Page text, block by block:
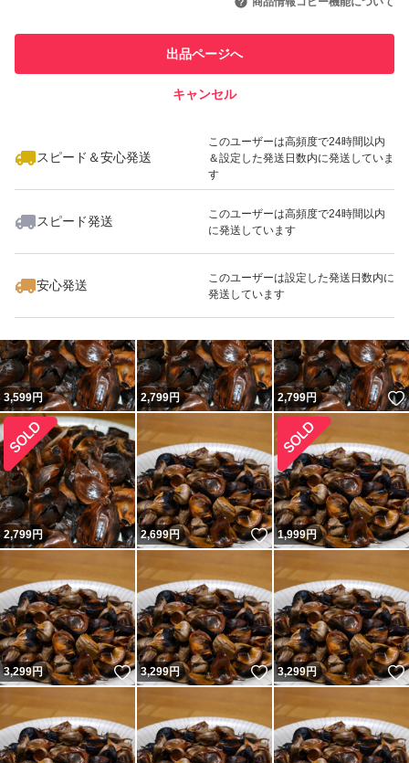
ヤマトネコポス はポストに投函 支払方法 ■ Yahoo!かんた
での取引実績があります
スピード&安心発送
※このバッジは実績に基づく表示であり、発送を保証しているものではあり
スピード＆安心発送
このユーザーは高頻度で24時間以内
＆設定した発送日数内に発送していま
す
スピード発送
このユーザーは高頻度で24時間以内
に発送しています
安心発送
このユーザーは設定した発送日数内に
発送しています
出品ページへ
キャンセル
3,599円 2,799円 2,799円
2,799円 2,699円 いいね！
1,999円
3,299円 いいね！
3,299円 いいね！
3,299円